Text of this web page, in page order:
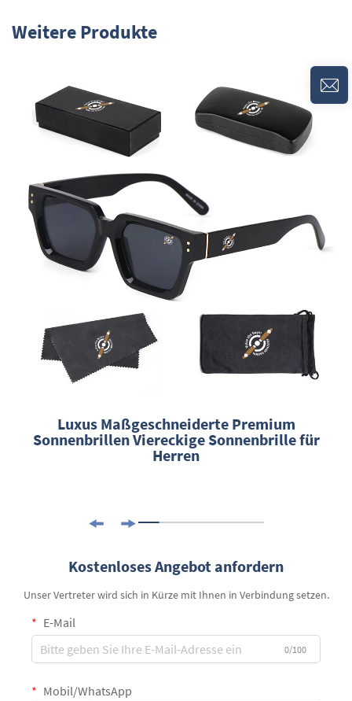
Weitere Produkte
Luxus Maßgeschneiderte Premium
Sonnenbrillen Viereckige Sonnenbrille für
Herren
Kostenloses Angebot anfordern
Unser Vertreter wird sich in Kürze mit Ihnen in Verbindung setzen.
E-Mail
0/100
Mobil/WhatsApp